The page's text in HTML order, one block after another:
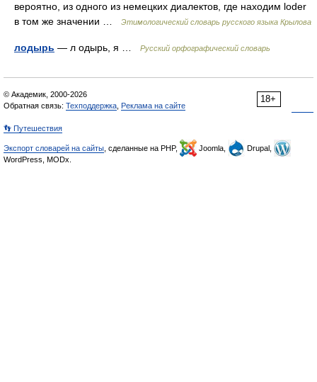
вероятно, из одного из немецких диалектов, где находим loder
в том же значении …
Этимологический словарь русского языка Крылова
лодырь — л одырь, я … Русский орфографический словарь
18+
© Академик, 2000-2026
Обратная связь: Техподдержка Реклама на сайте
👣 Путешествия
Экспорт словарей на сайты , сделанные на PHP, Joomla,
Drupal,
WordPress, MODx.